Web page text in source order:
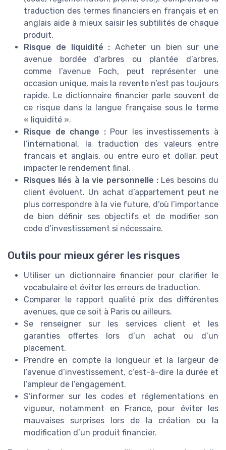
traduction des termes financiers en français et en
anglais aide à mieux saisir les subtilités de chaque
produit.
Risque de liquidité : Acheter un bien sur une
avenue bordée d’arbres ou plantée d’arbres,
comme l’avenue Foch, peut représenter une
occasion unique, mais la revente n’est pas toujours
rapide. Le dictionnaire financier parle souvent de
ce risque dans la langue française sous le terme
« liquidité ».
Risque de change :Pour les investissements à
l’international, la traduction des valeurs entre
francais et anglais, ou entre euro et dollar, peut
impacter le rendement final.
Risques liés à la vie personnelle : Les besoins du
client évoluent. Un achat d’appartement peut ne
plus correspondre à la vie future, d’où l’importance
de bien définir ses objectifs et de modifier son
code d’investissement si nécessaire.
Outils pour mieux gérer les risques
Utiliser un dictionnaire financier pour clarifier le
vocabulaire et éviter les erreurs de traduction.
Comparer le rapport qualité prix des différentes
avenues, que ce soit à Paris ou ailleurs.
Se renseigner sur les services client et les
garanties offertes lors d’un achat ou d’un
placement.
Prendre en compte la longueur et la largeur de
l’avenue d’investissement, c’est-à-dire la durée et
l’ampleur de l’engagement.
S’informer sur les codes et réglementations en
vigueur, notamment en France, pour éviter les
mauvaises surprises lors de la création ou la
modification d’un produit financier.